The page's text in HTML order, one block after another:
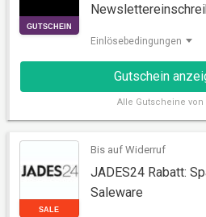
Einlösebedingungen
Gutschein
Alle Gutscheine von
Bis auf Widerruf
JADES24 Rabatt:
Saleware